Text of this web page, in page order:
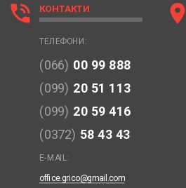
phone_in_talk КОНТАКТИ
ТЕЛЕФОНИ:
(066) 00 99 888
(099) 20 51 113
(099) 20 59 416
(0372) 58 43 43
E-MAIL:
office.grico@gmail.com
location_on